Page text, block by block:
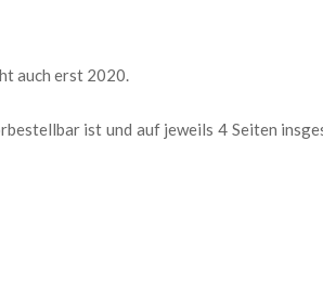
auch erst 2020.
ist und auf jeweils 4 Seiten